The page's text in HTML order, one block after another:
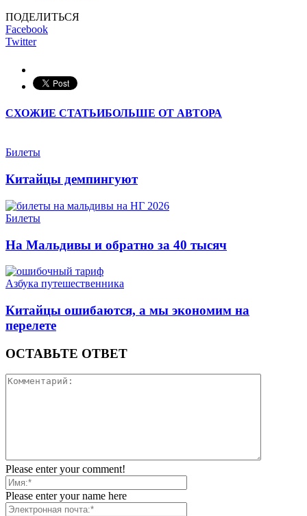
ПОДЕЛИТЬСЯ
Facebook
Twitter
СХОЖИЕ СТАТЬИБОЛЬШЕ ОТ АВТОРА
Билеты
Китайцы демпингуют
Билеты
На Мальдивы и обратно за 40 тысяч
Азбука путешественника
Китайцы ошибаются, а мы экономим на
перелете
ОСТАВЬТЕ ОТВЕТ
Please enter your comment!
Please enter your name here